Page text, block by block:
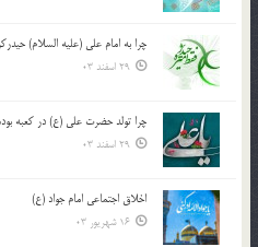
چرا به امام علی (علیه السلام)
29 اسفند 03
چرا تولد حضرت علی (ع) در کعبه
29 اسفند 03
اخلاق اجتماعی امام جواد (ع)
16 شهریور 03